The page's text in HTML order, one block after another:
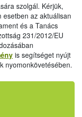
szolgál. Kérjük,
esetben az aktuálisan
és a Tanács
231/2012/EU
is segítséget nyújt
nyomonkövetésében.